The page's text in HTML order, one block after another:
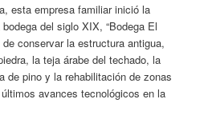
esta empresa familiar inició la
del siglo XIX, “Bodega El
conservar la estructura antigua,
la teja árabe del techado, la
de pino y la rehabilitación de zonas
avances tecnológicos en la